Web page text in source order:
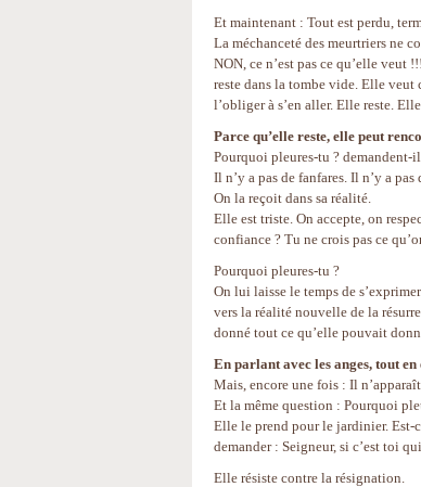
Et maintenant : Tout est perdu,
La méchanceté des meurtriers ne
NON, ce n’est pas ce qu’elle
reste dans la tombe vide. Elle veut
l’obliger à s’en aller. Elle reste.
Parce qu’elle reste, elle peut
Pourquoi pleures-tu ? demandent-
Il n’y a pas de fanfares. Il n’y a
On la reçoit dans sa réalité.
Elle est triste. On accepte, on
confiance ? Tu ne crois pas ce
Pourquoi pleures-tu ?
On lui laisse le temps de
vers la réalité nouvelle de la
donné tout ce qu’elle pouvait
En parlant avec les anges, tout
Mais, encore une fois : Il
Et la même question : Pourquoi
Elle le prend pour le jardinier. Est-
demander : Seigneur, si c’est toi
Elle résiste contre la résignation.